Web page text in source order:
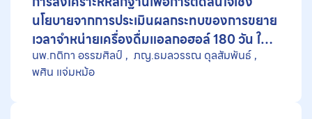
นโยบายจากการประเมินผลกระทบของการขยาย
เวลาจำหน่ายเครื่องดื่มแอลกอฮอล์ 180 วัน ใน
ประเทศไทย
นพ.กติกา อรรฆศิลป์
ภญ.ธมลวรรณ ดุลสัมพันธ์
พศิน แจ่มหม้อ